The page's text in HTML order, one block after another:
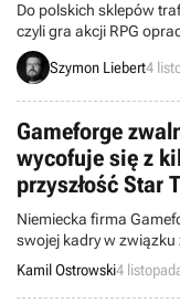
Do polskich sklepów
czyli gra akcji RPG
opowiada zupełnie
wydarzeń znanych z
Szymon Liebert4
Gameforge
wycofuje się z
przyszłość Star
Niemiecka firma
swojej kadry w związku
Deweloper wstrzymał
Kamil Ostrowski4